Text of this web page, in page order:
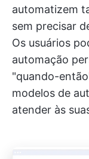
automatizem
sem precisar
Os usuários
automação
"quando-
modelos de
atender às